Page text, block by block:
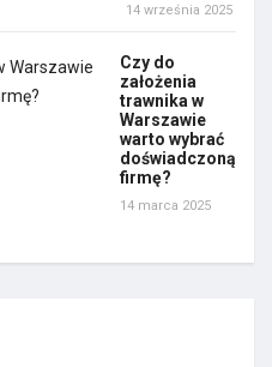
14 września 2025
Czy do
założenia
trawnika w
Warszawie
warto wybrać
doświadczoną
firmę?
14 marca 2025